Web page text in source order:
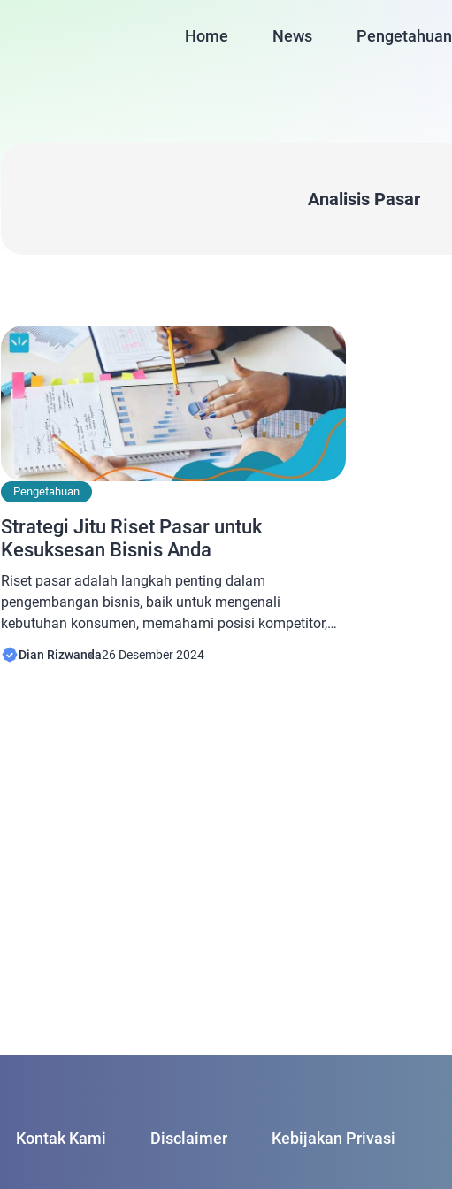
Home News Pengetahuan
Analisis Pasar
Pengetahuan
Strategi Jitu Riset Pasar untuk
Kesuksesan Bisnis Anda
Riset pasar adalah langkah penting dalam
pengembangan bisnis, baik untuk mengenali
kebutuhan konsumen, memahami posisi kompetitor,
maupun mengidentifikasi peluang pasar. Proses ini
membantu bisnis Anda untuk tetap relevan dan
Dian Rizwanda26 Desember 2024
Kontak Kami Disclaimer
Kebijakan Privasi